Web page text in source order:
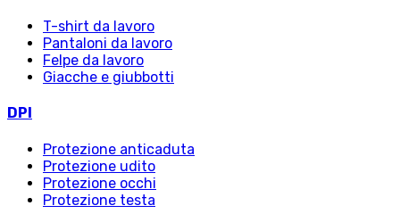
T-shirt da lavoro
Pantaloni da lavoro
Felpe da lavoro
Giacche e giubbotti
DPI
Protezione anticaduta
Protezione udito
Protezione occhi
Protezione testa